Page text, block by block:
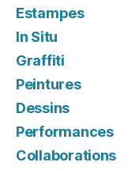
Estampes
In Situ
Graffiti
Peintures
Dessins
Performances
Collaborations